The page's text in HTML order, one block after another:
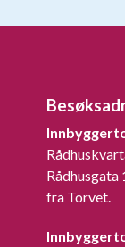
Rådhusgata
fra Torvet.